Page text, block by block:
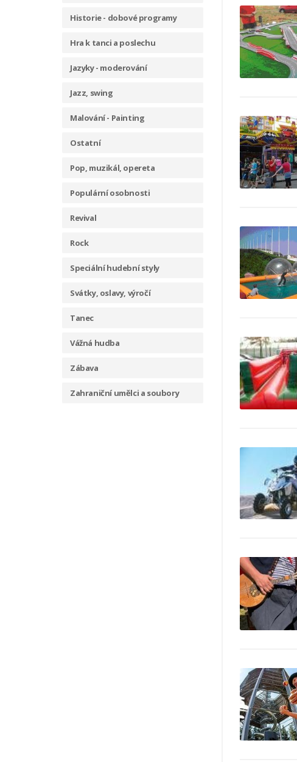
Historie - dobové programy
Hra k tanci a poslechu
Jazyky - moderování
Jazz, swing
Malování - Painting
Ostatní
Pop, muzikál, opereta
Populární osobnosti
Revival
Rock
Speciální hudební styly
Svátky, oslavy, výročí
Tanec
Vážná hudba
Zábava
Zahraniční umělci a soubory